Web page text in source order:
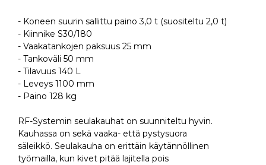
- Koneen suurin sallittu paino 3,0 t (suositeltu 2,0 t)
- Kiinnike S30/180
- Vaakatankojen paksuus 25 mm
- Tankoväli 50 mm
- Tilavuus 140 L
- Leveys 1100 mm
- Paino 128 kg
RF-Systemin seulakauhat on suunniteltu hyvin.
Kauhassa on sekä vaaka- että pystysuora
säleikkö. Seulakauha on erittäin käytännöllinen
työmailla, kun kivet pitää lajitella pois